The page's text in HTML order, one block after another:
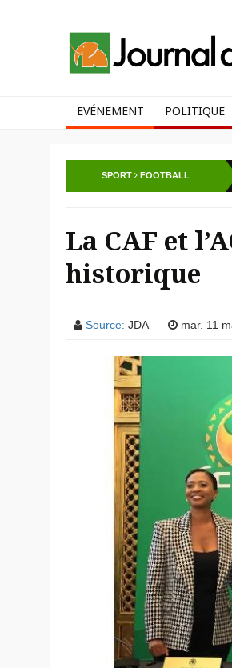
EVÉNEMENT POLITIQUE
SPORT FOOTBALL
La CAF et
historique
Source: JDA mar. 11